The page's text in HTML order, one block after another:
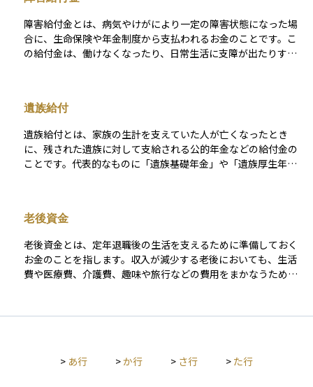
病気や事故で障害を負った人や、家計を支える人を亡くした遺
族を支援することにもあります。財源は、加入者が納める保険
料と税金の一部で成り立っており、現役世代が高齢者を支える
保するための重要な制度です。
は、基礎年金に加えて老齢厚生年金も受け取ることができま
す。原則として65歳から支給されますが、繰上げや繰下げ制度
を利用することで、受け取り開始年齢を60歳から75歳まで調整
することも可能です。老齢年金は、長年の働きと保険料の積み
障害給付金とは、病気やけがにより一定の障害状態になった場
合に、生命保険や年金制度から支払われるお金のことです。こ
の給付金は、働けなくなったり、日常生活に支障が出たりする
支給されます。また、公的制度では「障害年金」として国民年
金や厚生年金から支給される仕組みがあり、民間の障害給付金
と併用できる場合もあります。受け取るためには、医師の診断
書や所定の手続きが必要です。将来の予期せぬリスクに備える
うえで、障害給付金は重要な保障の一つです。
遺族給付
遺族給付とは、家族の生計を支えていた人が亡くなったとき
に、残された遺族に対して支給される公的年金などの給付金の
ことです。代表的なものに「遺族基礎年金」や「遺族厚生年
遺族の生活を支えるための経済的な支援を目的としています。
資産運用の面では、リスク管理の一環として、万が一のときに
備える制度の一つとして知っておくことが大切です。
老後資金
老後資金とは、定年退職後の生活を支えるために準備しておく
お金のことを指します。収入が減少する老後においても、生活
費や医療費、介護費、趣味や旅行などの費用をまかなうための
重要になります。老後資金の準備には、確定拠出年金（iDeC
支出計画やライフスタイルの見直しも含めて、早い段階から具
> あ行 >か行 > さ行 > た行